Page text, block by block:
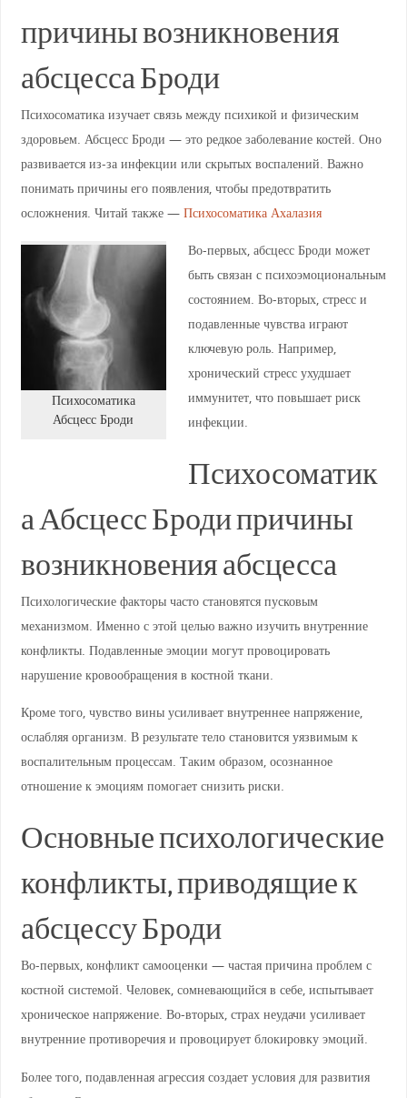
причины возникновения
абсцесса Броди
Психосоматика изучает связь между психикой и физическим
здоровьем. Абсцесс Броди — это редкое заболевание костей. Оно
развивается из-за инфекции или скрытых воспалений. Важно
понимать причины его появления, чтобы предотвратить
осложнения. Читай также — Психосоматика Ахалазия
Психосоматика
Абсцесс Броди
Во-первых, абсцесс Броди может
быть связан с психоэмоциональным
состоянием. Во-вторых, стресс и
подавленные чувства играют
ключевую роль. Например,
хронический стресс ухудшает
иммунитет, что повышает риск
инфекции.
Психосоматик
а Абсцесс Броди причины
возникновения абсцесса
Психологические факторы часто становятся пусковым
механизмом. Именно с этой целью важно изучить внутренние
конфликты. Подавленные эмоции могут провоцировать
нарушение кровообращения в костной ткани.
Кроме того, чувство вины усиливает внутреннее напряжение,
ослабляя организм. В результате тело становится уязвимым к
воспалительным процессам. Таким образом, осознанное
отношение к эмоциям помогает снизить риски.
Основные психологические
конфликты, приводящие к
абсцессу Броди
Во-первых, конфликт самооценки — частая причина проблем с
костной системой. Человек, сомневающийся в себе, испытывает
хроническое напряжение. Во-вторых, страх неудачи усиливает
внутренние противоречия и провоцирует блокировку эмоций.
Более того, подавленная агрессия создает условия для развития